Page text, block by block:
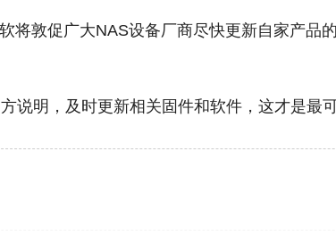
敦促广大NAS设备厂商尽快更新自家产品
明，及时更新相关固件和软件，这才是最